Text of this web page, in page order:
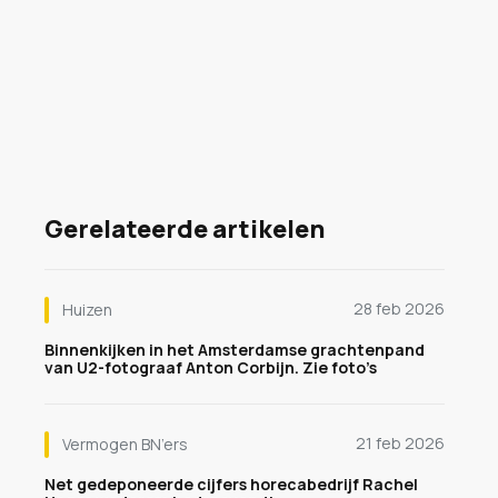
Gerelateerde artikelen
Huizen
28 feb 2026
Binnenkijken in het Amsterdamse grachtenpand
van U2-fotograaf Anton Corbijn. Zie foto’s
Vermogen BN’ers
21 feb 2026
Net gedeponeerde cijfers horecabedrijf Rachel